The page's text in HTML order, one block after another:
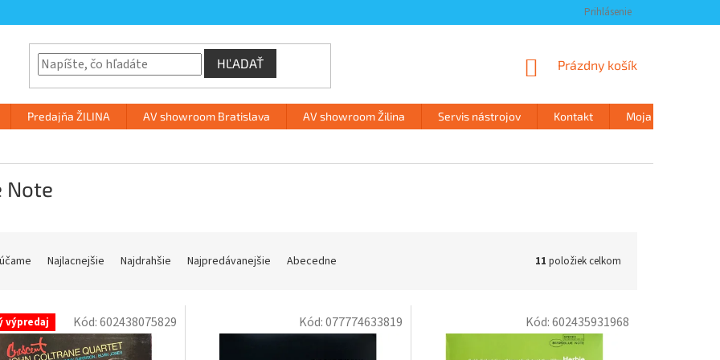
Prihlásenie
HĽADAŤ
NÁKUPNÝ
Prázdny košík
Predajňa ŽILINA AV showroom Bratislava AV showroom Žilina Servis nástrojov Kontakt Moja objednávka
Note
Najlacnejšie Najdrahšie Najpredávanejšie Abecedne 11 položiek celkom
výpredaj Kód:602438075829 Kód:077774633819 Kód:602435931968